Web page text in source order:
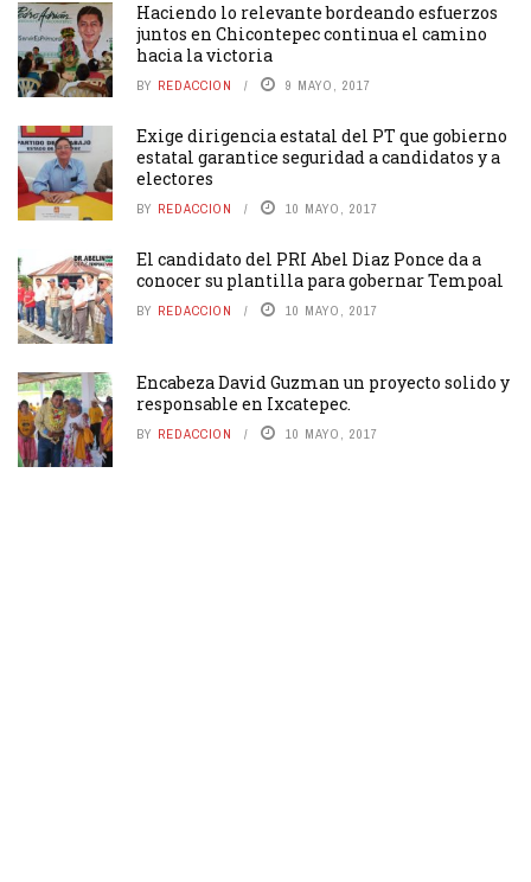
Haciendo lo relevante bordeando esfuerzos
juntos en Chicontepec continua el camino
hacia la victoria
BY REDACCION 9 MAYO, 2017
Exige dirigencia estatal del PT que gobierno
estatal garantice seguridad a candidatos y a
electores
BY REDACCION 10 MAYO, 2017
El candidato del PRI Abel Diaz Ponce da a
conocer su plantilla para gobernar Tempoal
BY REDACCION 10 MAYO, 2017
Encabeza David Guzman un proyecto solido y
responsable en Ixcatepec.
BY REDACCION 10 MAYO, 2017